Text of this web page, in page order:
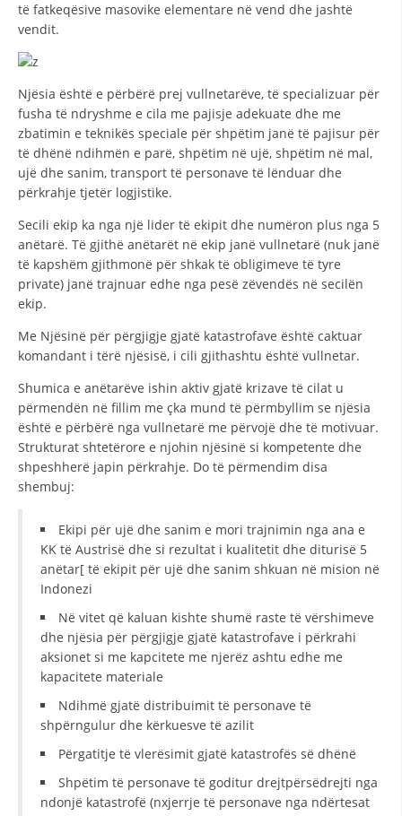
STRUKTURA E ORGANIZATËS
ANËTARËSIMI NË STRUKTURAT PROFESIONALE
LIGJI I KRYQIT TË KUQ
STATUTI I KRYQIT TË KUQ
BORDI DREJTUES
STRUKTURA DHE STRUKTURA ORGANIZATIVE
DREJTA NDERKOMBETARE HUMANITARE
PËRDORIMIN DHE MBROJTJEN E STEMËS
SOCIALO-HUMANITARE
PËRGATITSHMËRI DHE VEPRIM GJATË KATASTROFAVE
EKIPE PËRGJIGJE DISASTER
STACIONIN E UJIT SHPËTIMIT – VODNO
MARRDHËNJE ME PUBLIKUN
të fatkeqësive masovike elementare në vend dhe jashtë
vendit.
Njësia është e përbërë prej vullnetarëve, të specializuar për
fusha të ndryshme e cila me pajisje adekuate dhe me
zbatimin e teknikës speciale për shpëtim janë të pajisur për
të dhënë ndihmën e parë, shpëtim në ujë, shpëtim në mal,
ujë dhe sanim, transport të personave të lënduar dhe
përkrahje tjetër logjistike.
Secili ekip ka nga një lider të ekipit dhe numëron plus nga 5
anëtarë. Të gjithë anëtarët në ekip janë vullnetarë (nuk janë
të kapshëm gjithmonë për shkak të obligimeve të tyre
private) janë trajnuar edhe nga pesë zëvendës në secilën
ekip.
Me Njësinë për përgjigje gjatë katastrofave është caktuar
komandant i tërë njësisë, i cili gjithashtu është vullnetar.
Shumica e anëtarëve ishin aktiv gjatë krizave të cilat u
përmendën në fillim me çka mund të përmbyllim se njësia
është e përbërë nga vullnetarë me përvojë dhe të motivuar.
Strukturat shtetërore e njohin njësinë si kompetente dhe
shpeshherë japin përkrahje. Do të përmendim disa
shembuj:
Ekipi për ujë dhe sanim e mori trajnimin nga ana e
KK të Austrisë dhe si rezultat i kualitetit dhe diturisë 5
anëtar[ të ekipit për ujë dhe sanim shkuan në mision në
Indonezi
Në vitet që kaluan kishte shumë raste të vërshimeve
dhe njësia për përgjigje gjatë katastrofave i përkrahi
aksionet si me kapcitete me njerëz ashtu edhe me
kapacitete materiale
Ndihmë gjatë distribuimit të personave të
shpërngulur dhe kërkuesve të azilit
Përgatitje të vlerësimit gjatë katastrofës së dhënë
Shpëtim të personave të goditur drejtpërsëdrejti nga
ndonjë katastrofë (nxjerrje të personave nga ndërtesat